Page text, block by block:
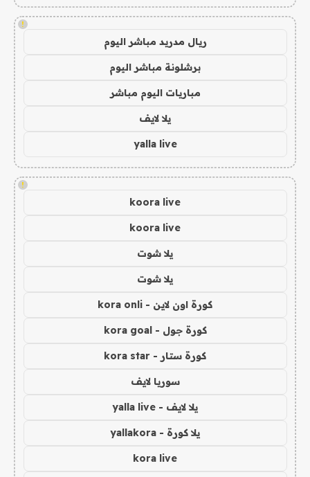
!
ريال مدريد مباشر اليوم
برشلونة مباشر اليوم
مباريات اليوم مباشر
يلا لايف
yalla live
!
koora live
koora live
يلا شوت
يلا شوت
كورة اون لاين - kora onli
كورة جول - kora goal
كورة ستار - kora star
سوريا لايف
يلا لايف - yalla live
يلا كورة - yallakora
kora live